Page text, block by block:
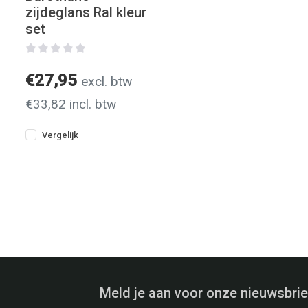
zijdeglans Ral kleur
set
€27,95 excl. btw
€33,82 incl. btw
Vergelijk
Meld je aan voor onze